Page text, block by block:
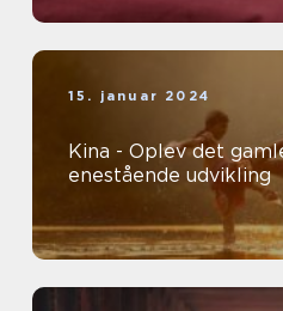
15. januar 2024
Kina - Oplev det
enestående udvikling